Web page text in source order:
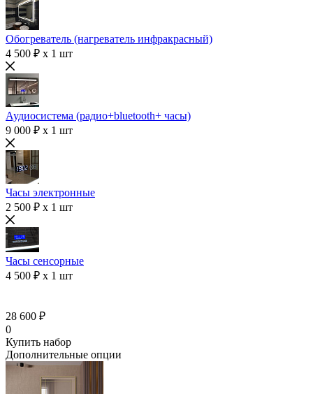
Обогреватель (нагреватель инфракрасный)
4 500 ₽ x 1 шт
Аудиосистема (радио+bluetooth+ часы)
9 000 ₽ x 1 шт
Часы электронные
2 500 ₽ x 1 шт
Часы сенсорные
4 500 ₽ x 1 шт
28 600 ₽
0
Купить набор
Дополнительные опции